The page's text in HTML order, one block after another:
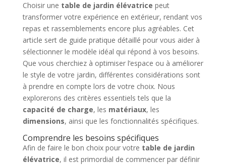
Choisir une table de jardin élévatrice peut
transformer votre expérience en extérieur, rendant vos
repas et rassemblements encore plus agréables. Cet
article sert de guide pratique détaillé pour vous aider à
sélectionner le modèle idéal qui répond à vos besoins.
Que vous cherchiez à optimiser l’espace ou à améliorer
le style de votre jardin, différentes considérations sont
à prendre en compte lors de votre choix. Nous
explorerons des critères essentiels tels que la
capacité de charge, les matériaux, les
dimensions, ainsi que les fonctionnalités spécifiques.
Comprendre les besoins spécifiques
Afin de faire le bon choix pour votre table de jardin
élévatrice, il est primordial de commencer par définir